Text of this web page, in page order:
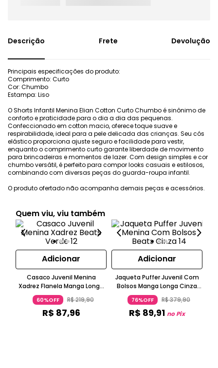
Frete Devolução
Principais especificações do produto:
Comprimento: Curto
Cor: Chumbo
Estampa: Liso
O Shorts Infantil Menina Elian Cotton Curto Chumbo é sinônimo de
conforto e praticidade para o dia a dia das pequenas.
Confeccionado em cotton macio, oferece toque suave e
respirabilidade, ideal para a pele delicada das crianças. Seu cós
elástico proporciona ajuste seguro e facilidade para vestir,
enquanto o comprimento curto garante liberdade de movimento
para brincadeiras e momentos de lazer. Com design simples e cor
chumbo versátil, é perfeito para compor looks casuais e estilosos,
combinando com diversas peças do guarda-roupa infantil.
O produto ofertado não acompanha demais peças e acessórios.
Quem viu, viu também
Adicionar
Casaco Juvenil Menina
Xadrez Flanela Manga Longa
Verde
60%OFF R$219,90
R$ 87,96
Adicionar
Jaqueta Puffer Juvenil Com
Bolsos Manga Longa Cinza
Claro
76%OFF R$379,90
R$ 89,91 no Pix